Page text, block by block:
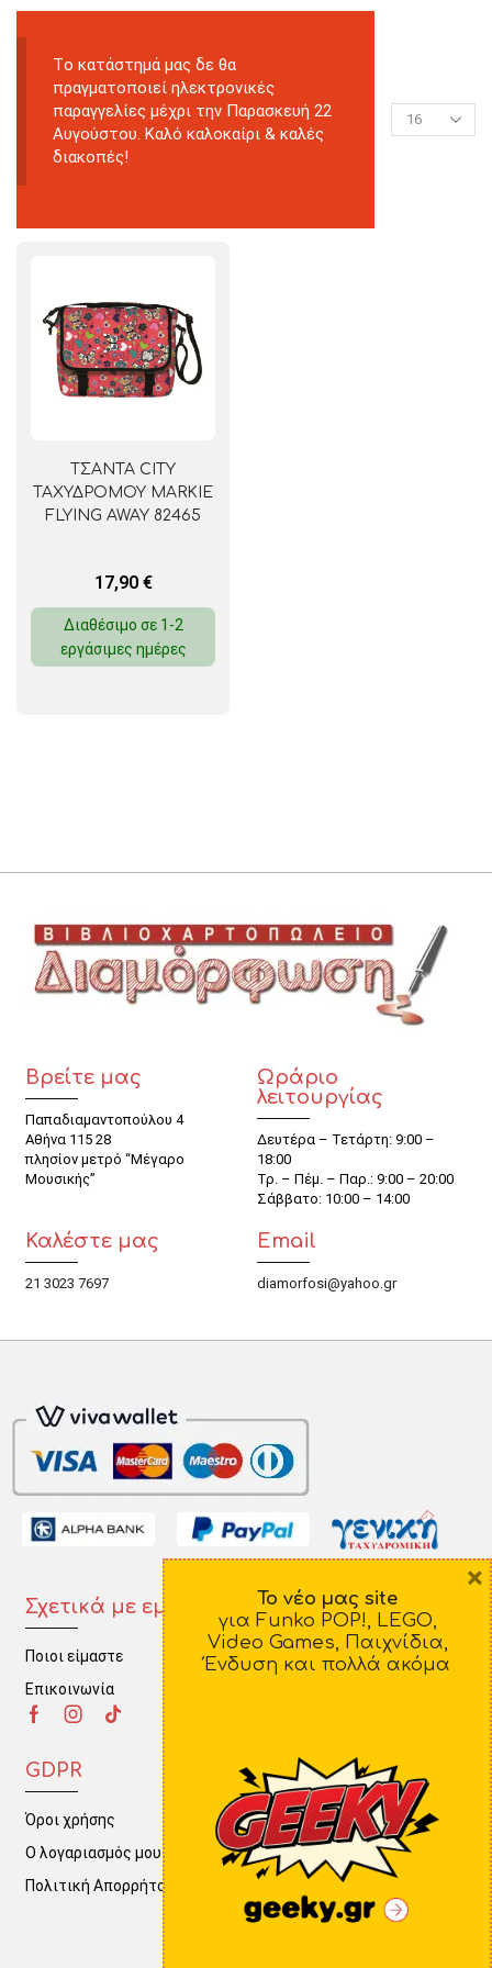
Tο κατάστημά μας δε θα
πραγματοποιεί ηλεκτρονικές
παραγγελίες μέχρι την Παρασκευή 22
Αυγούστου. Καλό καλοκαίρι & καλές
διακοπές!
ΤΣΑΝΤΑ CITY
ΤΑΧΥΔΡΟΜΟΥ MARKIE
FLYING AWAY 82465
17,90 €
Διαθέσιμο σε 1-2
εργάσιμες ημέρες
Βρείτε μας
Παπαδιαμαντοπούλου 4
Αθήνα 115 28
πλησίον μετρό “Μέγαρο
Μουσικής”
Ωράριο
λειτουργίας
Δευτέρα – Τετάρτη: 9:00 –
18:00
Τρ. – Πέμ. – Παρ.: 9:00 – 20:00
Σάββατο: 10:00 – 14:00
Καλέστε μας
21 3023 7697
Email
diamorfosi@yahoo.gr
Σχετικά με εμάς
Ποιοι είμαστε
Επικοινωνία
Πληροφορίες
Τρόποι Πληρωμής
GDPR
Όροι χρήσης
Ο λογαριασμός μου
Πολιτική Απορρήτου
Το νέο μας site
για Funko POP!, LEGO,
Video Games, Παιχνίδια,
Ένδυση και πολλά ακόμα
×